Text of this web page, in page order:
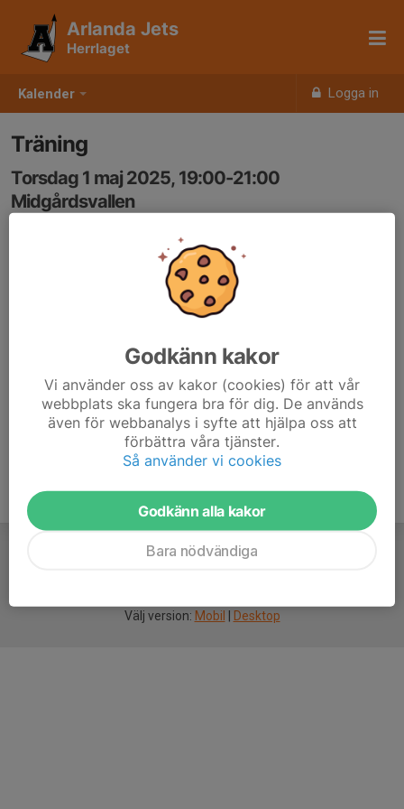
Kalender Logga in
Arlanda Jets
Herrlaget
Träning
Torsdag 1 maj 2025, 19:00-21:00
Midgårdsvallen
Välj version: Mobil Desktop
Godkänn kakor
Vi använder oss av kakor (cookies) för att vår
webbplats ska fungera bra för dig. De används
även för webbanalys i syfte att hjälpa oss att
förbättra våra tjänster.
Så använder vi cookies
Godkänn alla kakor
Bara nödvändiga